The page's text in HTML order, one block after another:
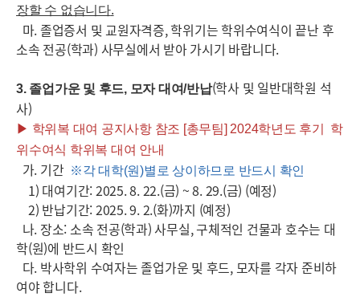
장할 수 없습니다.
마. 졸업증서 및 교원자격증, 학위기는 학위수여식이 끝난 후
소속 전공(학과) 사무실에서 받아 가시기 바랍니다.
3. 졸업가운 및 후드, 모자 대여/반납(학사 및 일반대학원 석
사)
▶ 학위복 대여 공지사항 참조 [총무팀] 2024학년도 후기 학
위수여식 학위복 대여 안내
가. 기간 ※각 대학(원)별로 상이하므로 반드시 확인
1) 대여기간: 2025. 8. 22.(금) ~ 8. 29.(금) (예정)
2) 반납기간: 2025. 9. 2.(화)까지 (예정)
나. 장소: 소속 전공(학과) 사무실, 구체적인 건물과 호수는 대
학(원)에 반드시 확인
다. 박사학위 수여자는 졸업가운 및 후드, 모자를 각자 준비하
여야 합니다.